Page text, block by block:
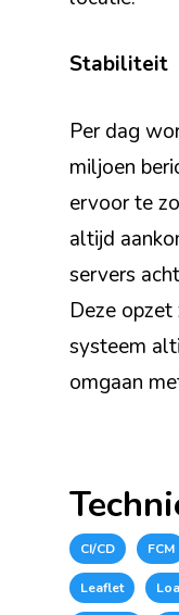
Stabiliteit
Per dag
miljoen
ervoor te
altijd
servers
Deze
systeem
omgaan
CI/CD FCM
Leaflet